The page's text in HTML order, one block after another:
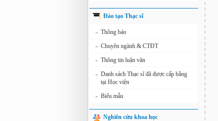
Đào tạo Thạc sĩ
» Thông báo
» Chuyên ngành & CTĐT
» Thông tin luận văn
» Danh sách Thạc sĩ đã được cấp bằng
tại Học viện
» Biểu mẫu
Nghiên cứu khoa học